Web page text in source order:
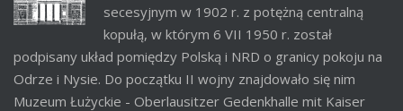
secesyjnym w 1902 r. z potężną centralną
kopułą, w którym 6 VII 1950 r. został
podpisany układ pomiędzy Polską i NRD o granicy pokoju na
Odrze i Nysie. Do początku II wojny znajdowało się nim
Muzeum Łużyckie - Oberlausitzer Gedenkhalle mit Kaiser